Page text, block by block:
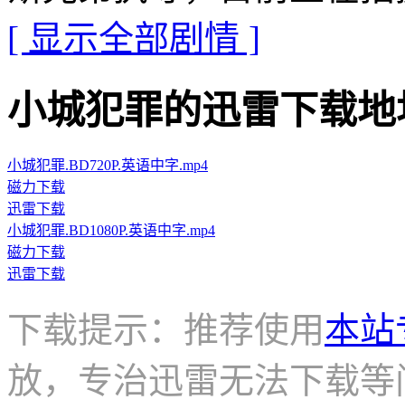
[ 显示全部剧情 ]
小城犯罪的迅雷下载地
小城犯罪.BD720P.英语中字.mp4
磁力下载
迅雷下载
小城犯罪.BD1080P.英语中字.mp4
磁力下载
迅雷下载
下载提示：推荐使用本站
放，专治迅雷无法下载等